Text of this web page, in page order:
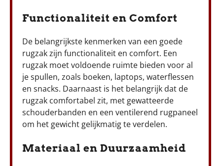
Functionaliteit en Comfort
De belangrijkste kenmerken van een goede
rugzak zijn functionaliteit en comfort. Een
rugzak moet voldoende ruimte bieden voor al
je spullen, zoals boeken, laptops, waterflessen
en snacks. Daarnaast is het belangrijk dat de
rugzak comfortabel zit, met gewatteerde
schouderbanden en een ventilerend rugpaneel
om het gewicht gelijkmatig te verdelen.
Materiaal en Duurzaamheid